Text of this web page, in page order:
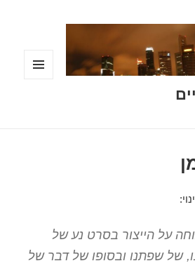
על הייצור בסרט נע של
של שפתנו ובסופו של דבר של